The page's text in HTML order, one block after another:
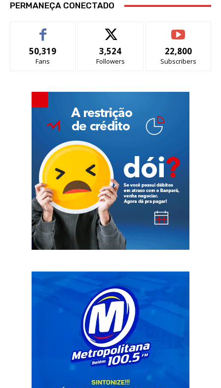
PERMANEÇA CONECTADO
50,319
Fans
3,524
Followers
22,800
Subscribers